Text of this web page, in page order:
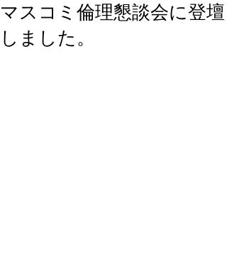
マスコミ倫理懇談会に登壇
しました。